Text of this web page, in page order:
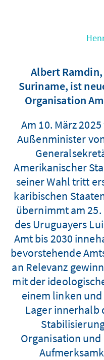
Albert
Suriname, ist
Organisation
Am 10. März
Außenminister
Amerikanischer
seiner Wahl tritt
karibischen
übernimmt am 25.
des Uruguayers
Amt bis 2030
bevorstehende
an Relevanz
mit der
einem linken
Lager innerhalb
Organisation